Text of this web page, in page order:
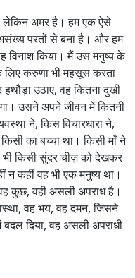
लेकिन अमर है। हम एक ऐसे
परतों से बना है। और हम
विनाश किया। मैं उस मनुष्य के
करुणा भी महसूस करता
उठाए, वह कितना दुखी
उसने अपने जीवन में कितनी
ने, किस विचारधारा ने,
का बच्चा था। किसी माँ ने
भी किसी सुंदर चीज़ को देखकर
कहीं वह भी एक मनुष्य था।
कुछ, वही असली अपराध है।
वह भय, वह दमन, जिसने
दिया, वह असली अपराधी